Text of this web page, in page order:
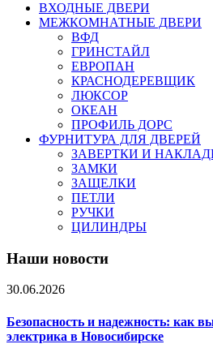
ВХОДНЫЕ ДВЕРИ
МЕЖКОМНАТНЫЕ ДВЕРИ
ВФД
ГРИНСТАЙЛ
ЕВРОПАН
КРАСНОДЕРЕВЩИК
ЛЮКСОР
ОКЕАН
ПРОФИЛЬ ДОРС
ФУРНИТУРА ДЛЯ ДВЕРЕЙ
ЗАВЕРТКИ И
ЗАМКИ
ЗАЩЕЛКИ
ПЕТЛИ
РУЧКИ
ЦИЛИНДРЫ
Наши новости
30.06.2026
Безопасность и надежность: как
электрика в Новосибирске